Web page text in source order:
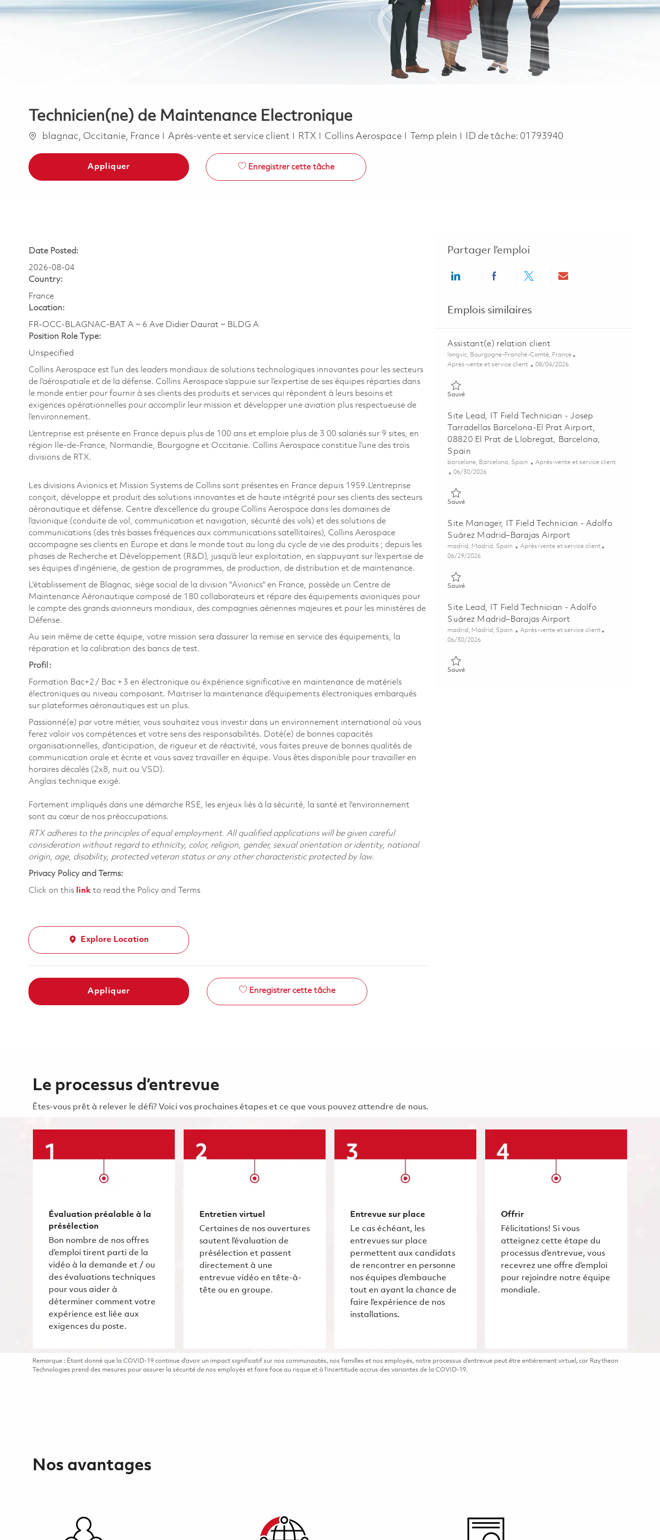
Technicien(ne) de Maintenance Electronique
Emplacement
blagnac, Occitanie, France Catégorie
Après-vente et service client RTX Collins Aerospace Job Type
Temp plein ID de tâche: 01793940
Appliquer Enregistrer cette tâche
Date Posted:
2026-08-04
Country:
France
Location:
FR-OCC-BLAGNAC-BAT A ~ 6 Ave Didier Daurat ~ BLDG A
Position Role Type:
Unspecified
Collins Aerospace est l’un des leaders mondiaux de solutions technologiques innovantes pour les secteurs
de l’aérospatiale et de la défense. Collins Aerospace s’appuie sur l’expertise de ses équipes réparties dans
le monde entier pour fournir à ses clients des produits et services qui répondent à leurs besoins et
exigences opérationnelles pour accomplir leur mission et développer une aviation plus respectueuse de
l’environnement.
L’entreprise est présente en France depuis plus de 100 ans et emploie plus de 3 00 salariés sur 9 sites, en
région Ile-de-France, Normandie, Bourgogne et Occitanie. Collins Aerospace constitue l’une des trois
divisions de RTX.
Les divisions Avionics et Mission Systems de Collins sont présentes en France depuis 1959.L’entreprise
conçoit, développe et produit des solutions innovantes et de haute intégrité pour ses clients des secteurs
aéronautique et défense. Centre d’excellence du groupe Collins Aerospace dans les domaines de
l’avionique (conduite de vol, communication et navigation, sécurité des vols) et des solutions de
communications (des très basses fréquences aux communications satellitaires), Collins Aerospace
accompagne ses clients en Europe et dans le monde tout au long du cycle de vie des produits ; depuis les
phases de Recherche et Développement (R&D), jusqu’à leur exploitation, en s’appuyant sur l’expertise de
ses équipes d’ingénierie, de gestion de programmes, de production, de distribution et de maintenance.
L'établissement de Blagnac, siège social de la division "Avionics" en France, possède un Centre de
Maintenance Aéronautique composé de 180 collaborateurs et répare des équipements avioniques pour
le compte des grands avionneurs mondiaux, des compagnies aériennes majeures et pour les ministères de
Défense.
Au sein même de cette équipe, votre mission sera d’assurer la remise en service des équipements, la
réparation et la calibration des bancs de test.
Profil :
Formation Bac+2 / Bac + 3 en électronique ou éxpérience significative en maintenance de matériels
électroniques au niveau composant. Maitriser la maintenance d’équipements électroniques embarqués
sur plateformes aéronautiques est un plus.
Passionné(e) par votre métier, vous souhaitez vous investir dans un environnement international où vous
ferez valoir vos compétences et votre sens des responsabilités. Doté(e) de bonnes capacités
organisationnelles, d’anticipation, de rigueur et de réactivité, vous faites preuve de bonnes qualités de
communication orale et écrite et vous savez travailler en équipe. Vous êtes disponible pour travailler en
horaires décalés (2x8, nuit ou VSD).
Anglais technique exigé.
Fortement impliqués dans une démarche RSE, les enjeux liés à la sécurité, la santé et l'environnement
sont au cœur de nos préoccupations.
RTX adheres to the principles of equal employment. All qualified applications will be given careful
consideration without regard to ethnicity, color, religion, gender, sexual orientation or identity, national
origin, age, disability, protected veteran status or any other characteristic protected by law.
Privacy Policy and Terms:
Click on this link to read the Policy and Terms
Explore Location
Appliquer Enregistrer cette tâche
Partager l’emploi
Share via LinkedInShare via Facebook
Share via twitterShare via email
Emplois similaires
Assistant(e) relation client
Emplacement
longvic, Bourgogne-Franche-Comté, France
Catégorie
Après-vente et service client Posted Date
08/04/2026
SauvéSauvé Assistant(e) relation client 01853346
Site Lead, IT Field Technician - Josep
Tarradellas Barcelona-El Prat Airport,
08820 El Prat de Llobregat, Barcelona,
Spain
Emplacement
barcelone, Barcelona, Spain Catégorie
Après-vente et service client
Posted Date
06/30/2026
SauvéSauvé Site Lead, IT Field Technician - Josep Tarradellas
Site Manager, IT Field Technician - Adolfo
Suárez Madrid–Barajas Airport
Emplacement
madrid, Madrid, Spain Catégorie
Après-vente et service client
Posted Date
06/29/2026
SauvéSauvé Site Manager, IT Field Technician - Adolfo Suárez
Site Lead, IT Field Technician - Adolfo
Suárez Madrid–Barajas Airport
Emplacement
madrid, Madrid, Spain Catégorie
Après-vente et service client
Posted Date
06/30/2026
SauvéSauvé Site Lead, IT Field Technician - Adolfo Suárez
Le processus d’entrevue
Êtes-vous prêt à relever le défi? Voici vos prochaines étapes et ce que vous pouvez attendre de nous.
Évaluation préalable à la
présélection
Bon nombre de nos offres
d’emploi tirent parti de la
vidéo à la demande et / ou
des évaluations techniques
pour vous aider à
déterminer comment votre
expérience est liée aux
exigences du poste.
Entretien virtuel
Certaines de nos ouvertures
sautent l’évaluation de
présélection et passent
directement à une
entrevue vidéo en tête-à-
tête ou en groupe.
Entrevue sur place
Le cas échéant, les
entrevues sur place
permettent aux candidats
de rencontrer en personne
nos équipes d’embauche
tout en ayant la chance de
faire l’expérience de nos
installations.
Offrir
Félicitations! Si vous
atteignez cette étape du
processus d’entrevue, vous
recevrez une offre d’emploi
pour rejoindre notre équipe
mondiale.
Remarque : Étant donné que la COVID-19 continue d’avoir un impact significatif sur nos communautés, nos familles et nos employés, notre processus d’entrevue peut être entièrement virtuel, car Raytheon
Technologies prend des mesures pour assurer la sécurité de nos employés et faire face au risque et à l’incertitude accrus des variantes de la COVID-19.
Nos avantages